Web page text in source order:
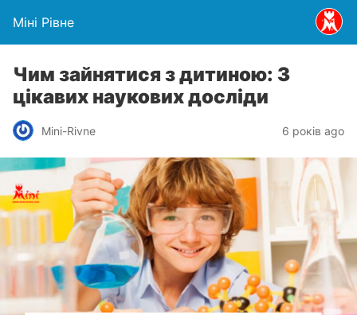
Міні Рівне
Чим зайнятися з дитиною: 3
цікавих наукових досліди
Mini-Rivne 6 років ago